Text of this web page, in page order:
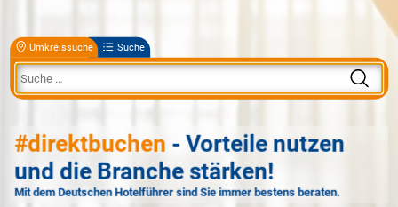
Umkreissuche Suche
#direktbuchen - Vorteile nutzen
und die Branche stärken!
Mit dem Deutschen Hotelführer sind Sie immer bestens beraten.